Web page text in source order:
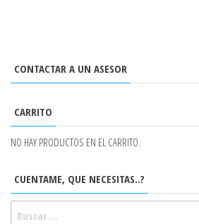
CONTACTAR A UN ASESOR
CARRITO
NO HAY PRODUCTOS EN EL CARRITO.
CUENTAME, QUE NECESITAS..?